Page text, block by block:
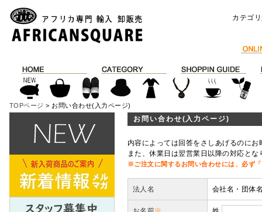
カテゴ
TOPページ > お問い合わせ(入力ページ)
お問い合わせ(入力ページ)
内容によっては回答をさしあげるのに
また、休業日は翌営業日以降の対応と
※ご注文に関するお問い合わせには、必ず
法人名 会社名・団体